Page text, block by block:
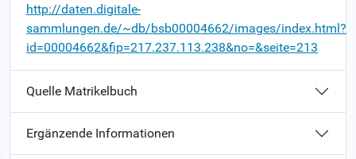
http://daten.digitale-
sammlungen.de/~db/bsb00004662/images/index.html?
id=00004662&fip=217.237.113.238&no=&seite=213
Quelle Matrikelbuch
Ergänzende Informationen